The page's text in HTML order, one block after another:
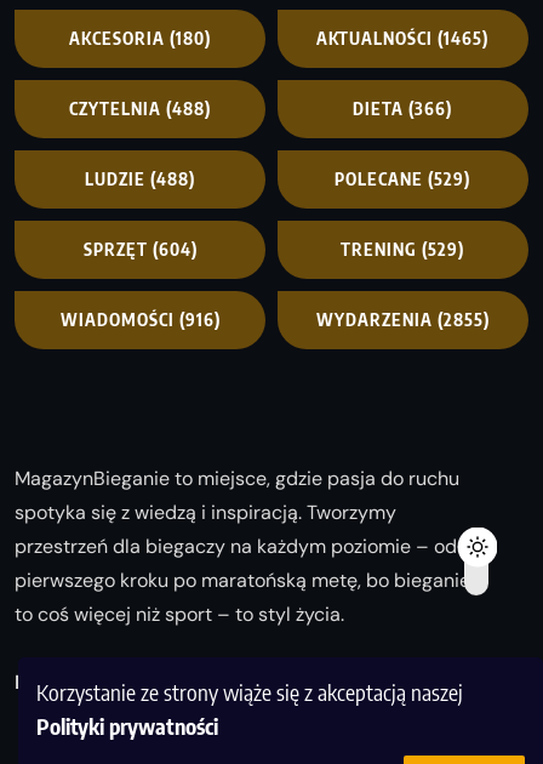
Korzystanie ze strony wiąże się z akceptacją naszej
Polityki prywatności
AKCESORIA (180) AKTUALNOŚCI (1465)
CZYTELNIA (488) DIETA (366)
LUDZIE (488) POLECANE (529)
SPRZĘT (604) TRENING (529)
WIADOMOŚCI (916) WYDARZENIA (2855)
MagazynBieganie to miejsce, gdzie pasja do ruchu
spotyka się z wiedzą i inspiracją. Tworzymy
przestrzeń dla biegaczy na każdym poziomie – od
pierwszego kroku po maratońską metę, bo bieganie
to coś więcej niż sport – to styl życia.
Biegaj z nami i odkrywaj swoją najlepszą wersję!